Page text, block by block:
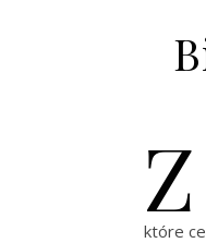
Z
które